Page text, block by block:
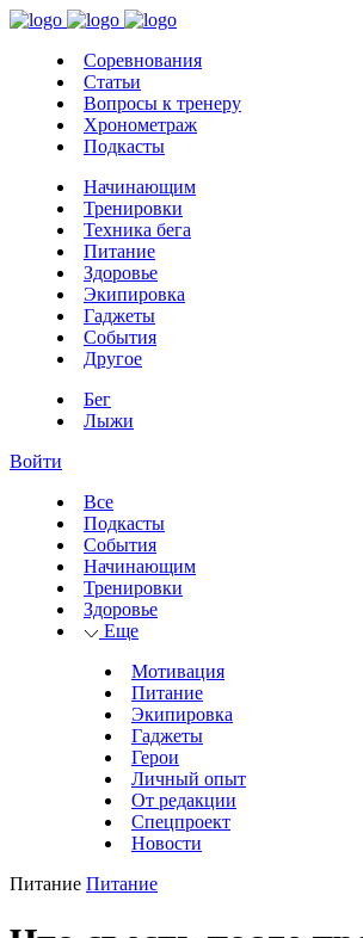
Соревнования
Статьи
Вопросы к тренеру
Хронометраж
Подкасты
Начинающим
Тренировки
Техника бега
Питание
Здоровье
Экипировка
Гаджеты
События
Другое
Бег
Лыжи
Войти
Все
Подкасты
События
Начинающим
Тренировки
Здоровье
Еще
Мотивация
Питание
Экипировка
Гаджеты
Герои
Личный опыт
От редакции
Спецпроект
Новости
Питание Питание